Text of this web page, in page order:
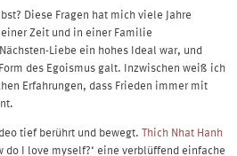
Diese Fragen hat mich viele Jahre
Zeit und in einer Familie
Liebe ein hohes Ideal war, und
des Egoismus galt. Inzwischen weiß ich
Erfahrungen, dass Frieden immer mit
tief berührt und bewegt. Thich Nhat Hanh
do I love myself?‘ eine verblüffend einfache